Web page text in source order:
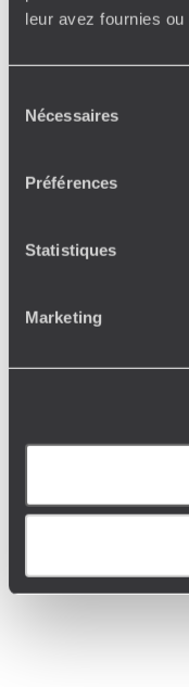
leur avez fournies
Nécessaires
Préférences
Statistiques
Marketing